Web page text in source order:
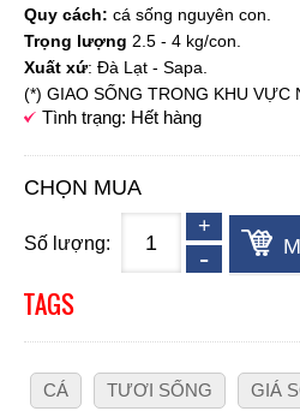
Quy cách: cá sống nguyên con.
Trọng lượng 2.5 - 4 kg/con.
Xuất xứ: Đà Lạt - Sapa.
(*) GIAO SỐNG TRONG KHU VỰC
Tình trạng: Hết hàng
CHỌN MUA
Số lượng:
TAGS
CÁ TƯƠI SỐNG GIÁ